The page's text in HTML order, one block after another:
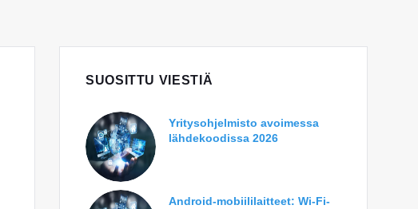
SUOSITTU VIESTIÄ
Yritysohjelmisto avoimessa
lähdekoodissa 2026
Android-mobiililaitteet: Wi-Fi-